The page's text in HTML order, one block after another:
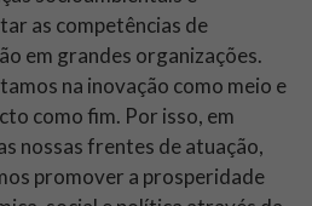
as competências de
em grandes organizações.
na inovação como meio e
como fim. Por isso, em
nossas frentes de atuação,
promover a prosperidade